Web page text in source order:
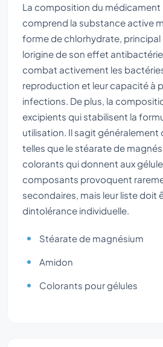
La composition du médicament
comprend la substance active
forme de chlorhydrate,
lorigine de son effet
combat activement les
reproduction et leur capacité à
infections. De plus, la
excipients qui stabilisent la
utilisation. Il sagit généralement
telles que le stéarate de
colorants qui donnent aux
composants provoquent
secondaires, mais leur liste doit
dintolérance individuelle.
Stéarate de magnésium
Amidon
Colorants pour gélules